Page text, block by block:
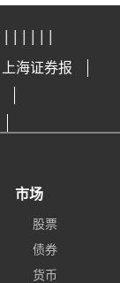
上海证券报
市场
股票
债券
货币